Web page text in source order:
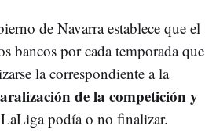
de Navarra establece que el
bancos por cada temporada que
la correspondiente a la
de la competición y
podía o no finalizar.